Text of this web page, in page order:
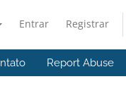
Entrar Registrar
Report Abuse